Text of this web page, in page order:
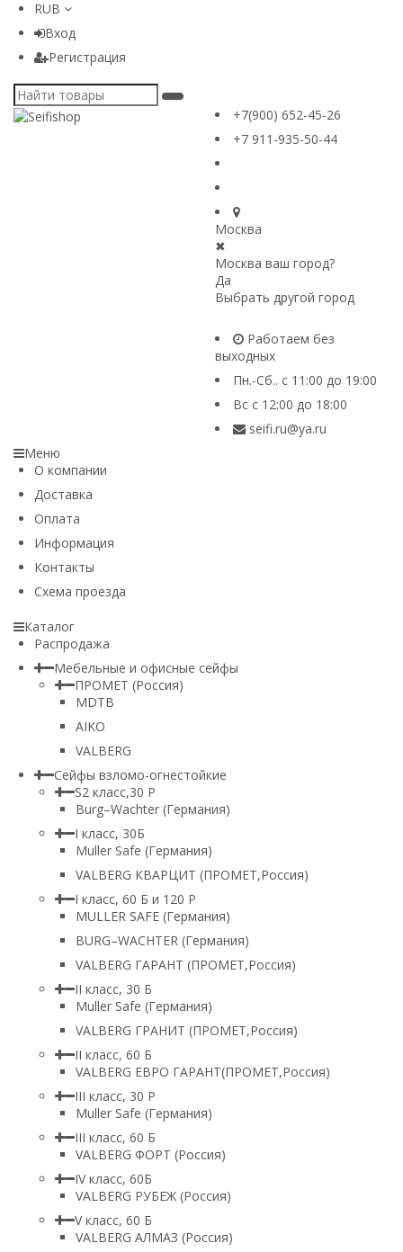
RUB
Вход
Регистрация
+7(900) 652-45-26
+7 911-935-50-44
Москва
✖
Москва ваш город?
Да
Выбрать другой город
Работаем без
выходных
Пн.-Сб.. с 11:00 до 19:00
Вс с 12:00 до 18:00
seifi.ru@ya.ru
Меню
О компании
Доставка
Оплата
Информация
Контакты
Схема проезда
Каталог
Распродажа
Мебельные и офисные сейфы
ПРОМЕТ (Россия)
MDTB
AIKO
VALBERG
Сейфы взломо-огнестойкие
S2 класс,30 Р
Burg–Wachter (Германия)
I класс, 30Б
Muller Safe (Германия)
VALBERG КВАРЦИТ (ПРОМЕТ,Россия)
I класс, 60 Б и 120 Р
MULLER SAFE (Германия)
BURG–WACHTER (Германия)
VALBERG ГАРАНТ (ПРОМЕТ,Россия)
II класс, 30 Б
Muller Safe (Германия)
VALBERG ГРАНИТ (ПРОМЕТ,Россия)
II класс, 60 Б
VALBERG ЕВРО ГАРАНТ(ПРОМЕТ,Россия)
III класс, 30 Р
Muller Safe (Германия)
III класс, 60 Б
VALBERG ФОРТ (Россия)
IV класс, 60Б
VALBERG РУБЕЖ (Россия)
V класс, 60 Б
VALBERG АЛМАЗ (Россия)